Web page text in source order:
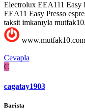
Electrolux EEA111 Easy
EEA11 Easy Presso
taksit imkanıyla
www.mutfak10.com
Cevapla
C
cagatay1903
Barista